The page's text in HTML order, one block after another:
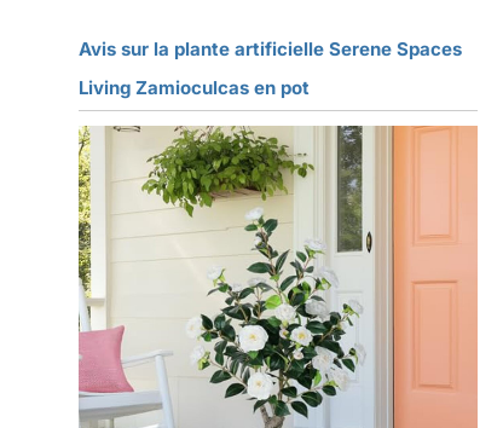
Avis sur la plante artificielle Serene Spaces
Living Zamioculcas en pot